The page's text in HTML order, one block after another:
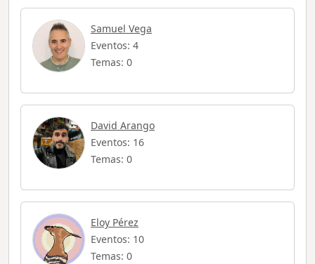
Samuel Vega
Eventos: 4
Temas: 0
David Arango
Eventos: 16
Temas: 0
Eloy Pérez
Eventos: 10
Temas: 0